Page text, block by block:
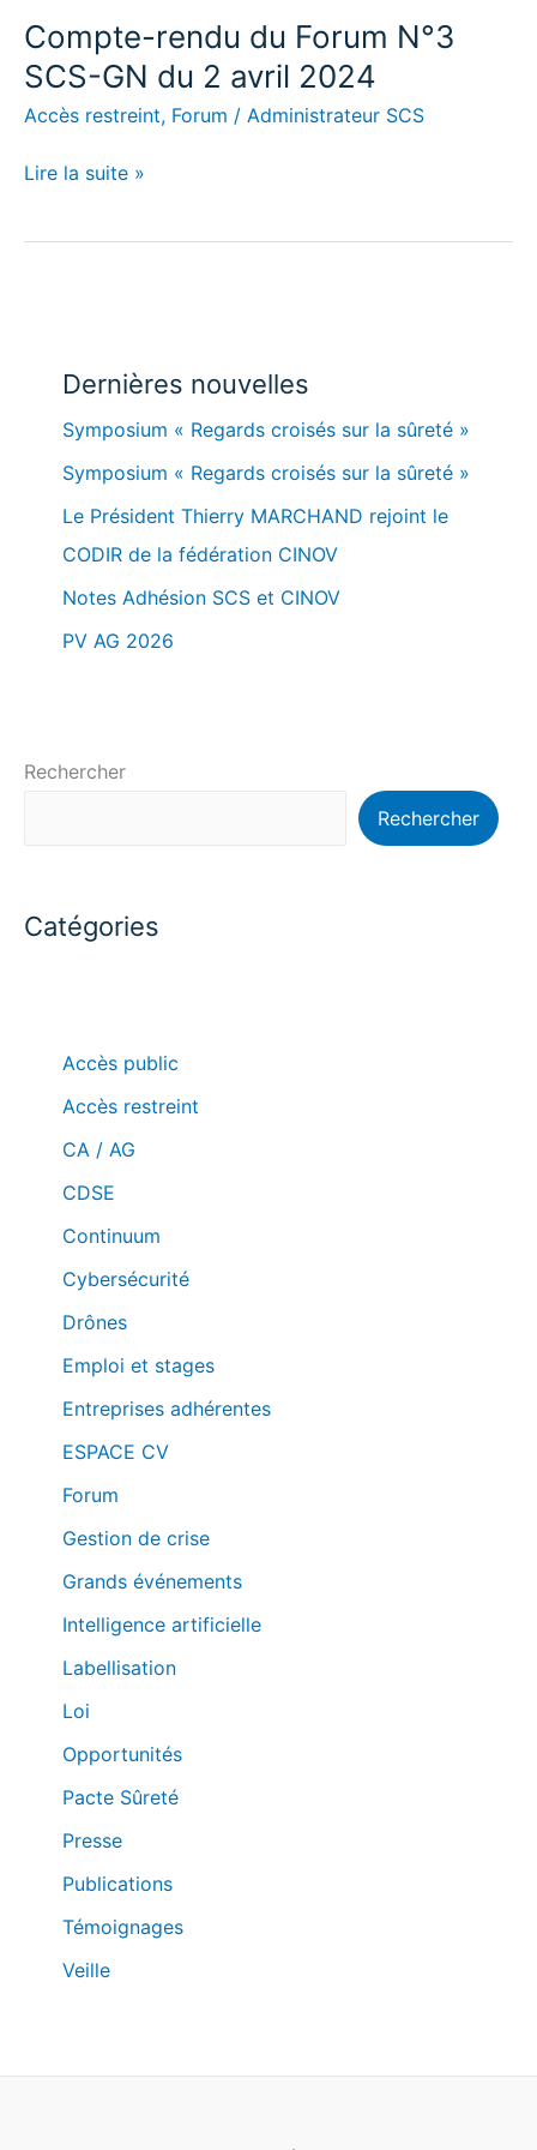
Compte-rendu du Forum N°3
SCS-GN du 2 avril 2024
Accès restreint, Forum / Administrateur SCS
Compte-
rendu
du
Forum
SCS-
Lire la suite »
Dernières nouvelles
Symposium « Regards croisés sur la sûreté »
Symposium « Regards croisés sur la sûreté »
Le Président Thierry MARCHAND rejoint le
CODIR de la fédération CINOV
Notes Adhésion SCS et CINOV
PV AG 2026
Rechercher
Rechercher
Catégories
Accès public
Accès restreint
CA / AG
CDSE
Continuum
Cybersécurité
Drônes
Emploi et stages
Entreprises adhérentes
ESPACE CV
Forum
Gestion de crise
Grands événements
Intelligence artificielle
Labellisation
Loi
Opportunités
Pacte Sûreté
Presse
Publications
Témoignages
Veille